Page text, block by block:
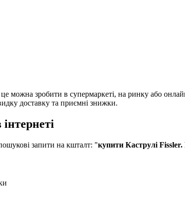
можна зробити в супермаркеті, на ринку або
доставку та приємні знижки.
запити на кшталт: "купити Каструлі Fissler.